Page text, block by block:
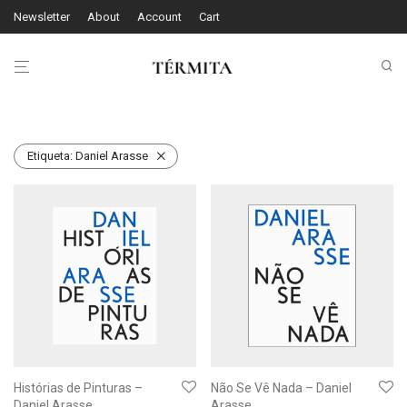
Newsletter About Account Cart
Etiqueta: Daniel Arasse
Histórias de Pinturas –
Não Se Vê Nada – Daniel